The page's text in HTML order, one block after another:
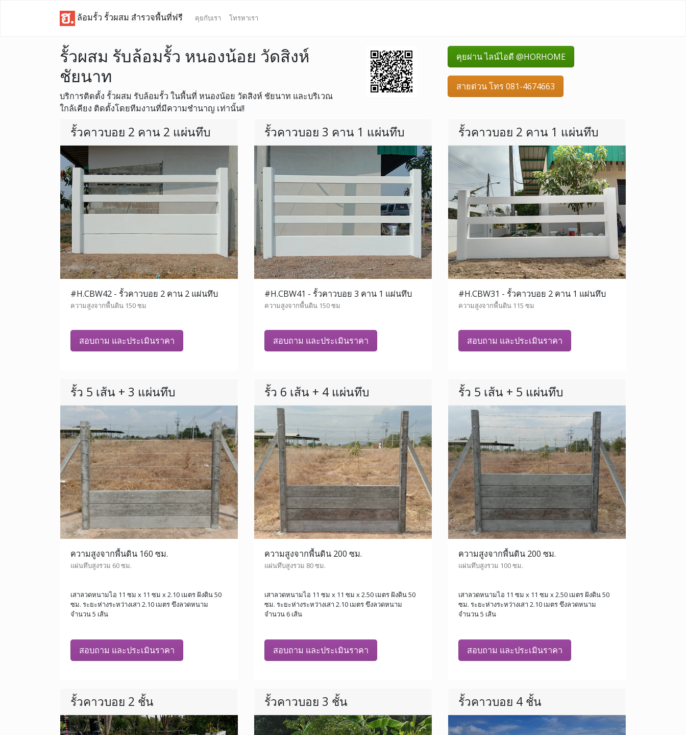
ล้อมรั้ว รั้วผสม สำรวจพื้นที่ฟรี คุยกับเรา โทรหาเรา
รั้วผสม รับล้อมรั้ว หนองน้อย วัดสิงห์
ชัยนาท
บริการติดตั้ง รั้วผสม รับล้อมรั้ว ในพื้นที่ หนองน้อย วัดสิงห์ ชัยนาท และบริเวณ
ใกล้เคียง ติดตั้งโดยทีมงานที่มีความชำนาญ เท่านั้น!!
คุยผ่าน ไลน์ไอดี @HORHOME
สายด่วน โทร 081-4674663
รั้วคาวบอย 2 คาน 2 แผ่นทึบ
#H.CBW42 - รั้วคาวบอย 2 คาน 2 แผ่นทึบ
ความสูงจากพื้นดิน 150 ซม
สอบถาม และประเมินราคา
รั้วคาวบอย 3 คาน 1 แผ่นทึบ
#H.CBW41 - รั้วคาวบอย 3 คาน 1 แผ่นทึบ
ความสูงจากพื้นดิน 150 ซม
สอบถาม และประเมินราคา
รั้วคาวบอย 2 คาน 1 แผ่นทึบ
#H.CBW31 - รั้วคาวบอย 2 คาน 1 แผ่นทึบ
ความสูงจากพื้นดิน 115 ซม
สอบถาม และประเมินราคา
รั้ว 5 เส้น + 3 แผ่นทึบ
ความสูงจากพื้นดิน 160 ซม.
แผ่นทึบสูงรวม 60 ซม.
เสาลวดหนามไอ 11 ซม x 11 ซม x 2.10 เมตร ฝังดิน 50
ซม. ระยะห่างระหว่างเสา 2.10 เมตร ขึงลวดหนาม
จำนวน 5 เส้น
สอบถาม และประเมินราคา
รั้ว 6 เส้น + 4 แผ่นทึบ
ความสูงจากพื้นดิน 200 ซม.
แผ่นทึบสูงรวม 80 ซม.
เสาลวดหนามไอ 11 ซม x 11 ซม x 2.50 เมตร ฝังดิน 50
ซม. ระยะห่างระหว่างเสา 2.10 เมตร ขึงลวดหนาม
จำนวน 6 เส้น
สอบถาม และประเมินราคา
รั้ว 5 เส้น + 5 แผ่นทึบ
ความสูงจากพื้นดิน 200 ซม.
แผ่นทึบสูงรวม 100 ซม.
เสาลวดหนามไอ 11 ซม x 11 ซม x 2.50 เมตร ฝังดิน 50
ซม. ระยะห่างระหว่างเสา 2.10 เมตร ขึงลวดหนาม
จำนวน 5 เส้น
สอบถาม และประเมินราคา
รั้วคาวบอย 2 ชั้น รั้วคาวบอย 3 ชั้น รั้วคาวบอย 4 ชั้น